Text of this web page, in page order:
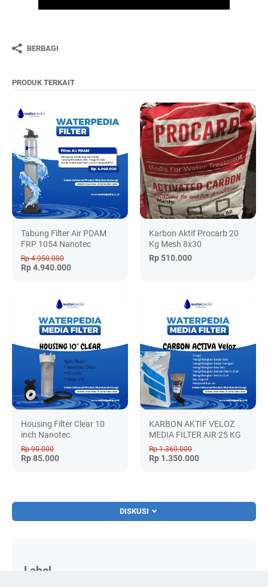
BERBAGI
PRODUK TERKAIT
Tabung Filter Air PDAM
FRP 1054 Nanotec
Rp 4.950.000
Rp 4.940.000
Karbon Aktif Procarb 20
Kg Mesh 8x30
Rp 510.000
Housing Filter Clear 10
inch Nanotec
Rp 90.000
Rp 85.000
KARBON AKTIF VELOZ
MEDIA FILTER AIR 25 KG
Rp 1.360.000
Rp 1.350.000
DISKUSI
Label